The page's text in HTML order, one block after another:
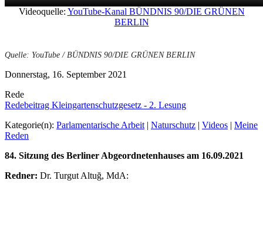
Videoquelle: YouTube-Kanal BÜNDNIS 90/DIE GRÜNEN
BERLIN
Quelle: YouTube / BÜNDNIS 90/DIE GRÜNEN BERLIN
Donnerstag, 16. September 2021
Rede
Redebeitrag Kleingartenschutzgesetz - 2. Lesung
Kategorie(n): Parlamentarische Arbeit | Naturschutz | Videos | Meine
Reden
84. Sitzung des Berliner Abgeordnetenhauses am 16.09.2021
Redner: Dr. Turgut Altuğ, MdA: